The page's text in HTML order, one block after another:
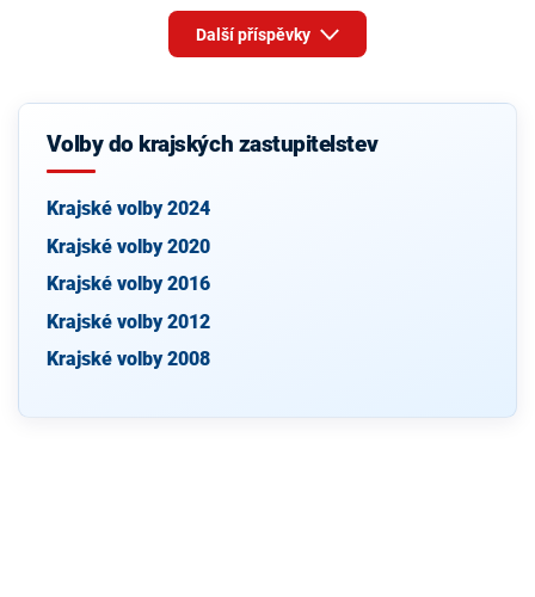
Další příspěvky
Volby do krajských zastupitelstev
Krajské volby 2024
Krajské volby 2020
Krajské volby 2016
Krajské volby 2012
Krajské volby 2008